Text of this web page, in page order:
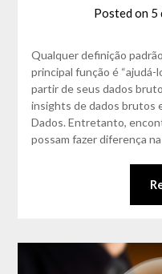
Posted on 5
Qualquer definição
principal função é “ajudá-
partir de seus dados
insights de dados brutos
Dados. Entretanto,
possam fazer diferença